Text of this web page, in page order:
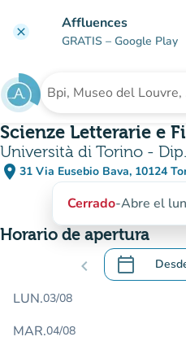
clear Affluences
GRATIS – Google Play
Buscar un
Scienze Letterarie e
Università di Torino -
place 31 Via Eusebio Bava, 10124
(abrir en
(nueva
Cerrado-Abre el
Horario de apertura
chevron_left calendar_today
.Abra el
LUN.03/08
MAR.04/08